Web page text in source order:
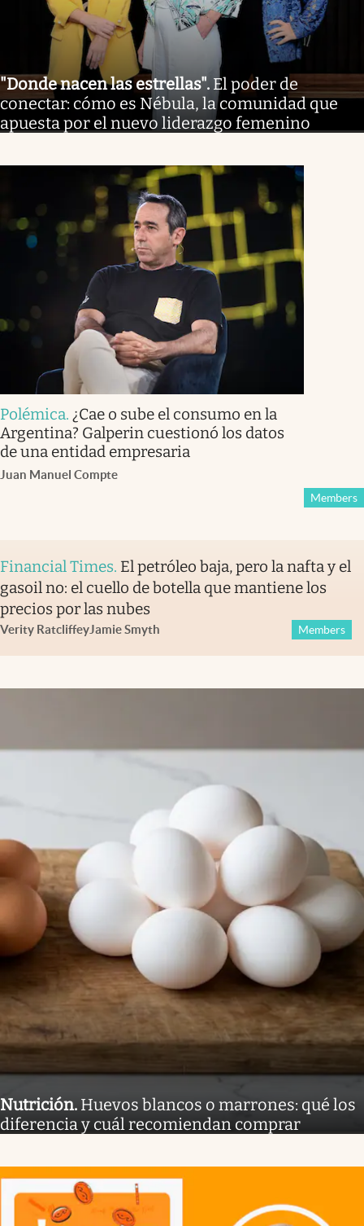
"Donde nacen las estrellas". El poder de
conectar: cómo es Nébula, la comunidad que
apuesta por el nuevo liderazgo femenino
Polémica. ¿Cae o sube el consumo en la
Argentina? Galperin cuestionó los datos
de una entidad empresaria
Juan Manuel Compte
Members
Financial Times. El petróleo baja, pero la nafta y el
gasoil no: el cuello de botella que mantiene los
precios por las nubes
Verity RatcliffeyJamie Smyth Members
Nutrición. Huevos blancos o marrones: qué los
diferencia y cuál recomiendan comprar